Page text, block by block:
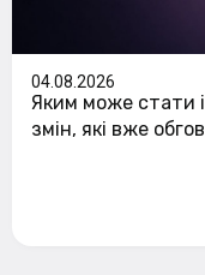
04.08.2026
Яким може стати
змін, які вже